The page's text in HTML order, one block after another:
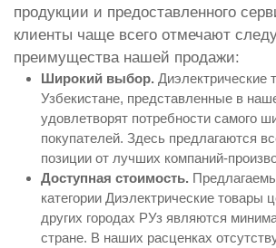
продукции и предоставленного
клиенты чаще всего отмечают
преимущества нашей продажи:
Широкий выбор. Диэлектрические
Узбекистане, представленные в
удовлетворят потребности самого
покупателей. Здесь предлагаются
позиции от лучших компаний-
Доступная стоимость.
категории Диэлектрические товары
других городах РУз являются
стране. В наших расценках